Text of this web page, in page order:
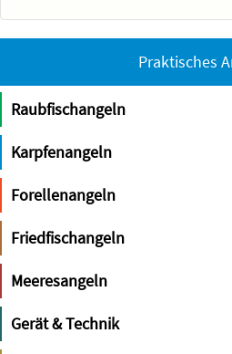
Praktisches
Raubfischangeln
Karpfenangeln
Forellenangeln
Friedfischangeln
Meeresangeln
Gerät & Technik